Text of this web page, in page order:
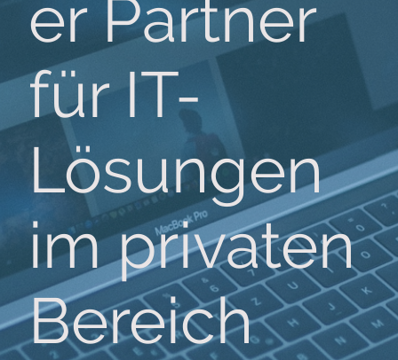
er Partner
für IT-
Lösungen
im privaten
Bereich